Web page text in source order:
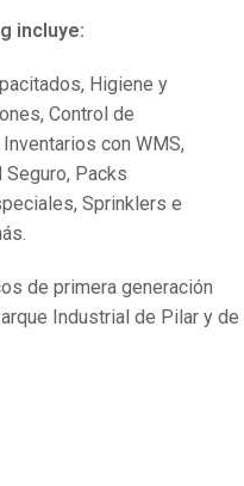
incluye:
Higiene y
Control de
con WMS,
Seguro, Packs
Sprinklers e
de primera generación
Industrial de Pilar y de